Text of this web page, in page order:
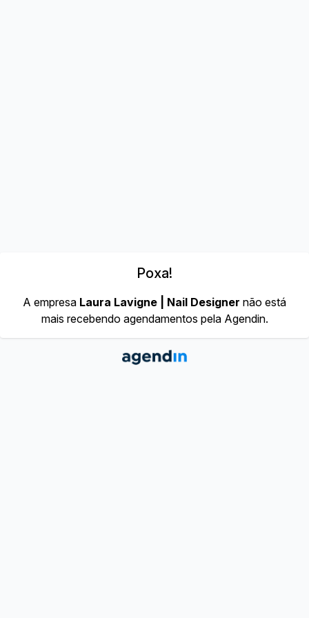
Poxa!
A empresa Laura Lavigne | Nail Designer não está
mais recebendo agendamentos pela Agendin.